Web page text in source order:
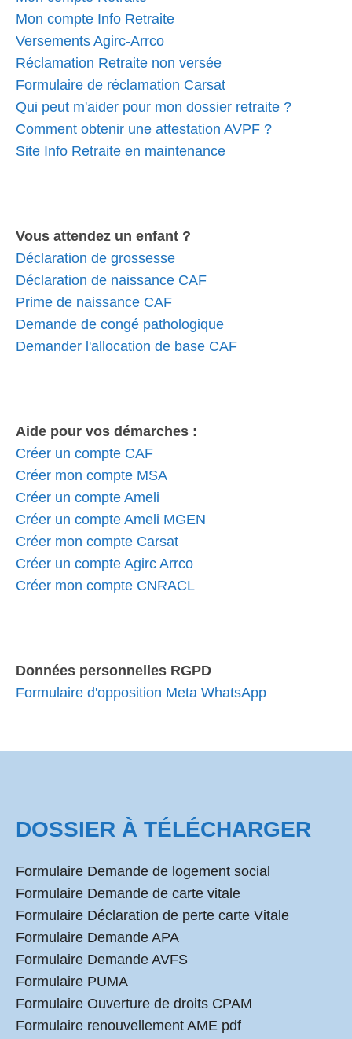
Mon compte Info Retraite
Versements Agirc-Arrco
Réclamation Retraite non versée
Formulaire de réclamation Carsat
Qui peut m'aider pour mon dossier retraite ?
Comment obtenir une attestation AVPF ?
Site Info Retraite en maintenance
Vous attendez un enfant ?
Déclaration de grossesse
Déclaration de naissance CAF
Prime de naissance CAF
Demande de congé pathologique
Demander l'allocation de base CAF
Aide pour vos démarches :
Créer un compte CAF
Créer mon compte MSA
Créer un compte Ameli
Créer un compte Ameli MGEN
Créer mon compte Carsat
Créer un compte Agirc Arrco
Créer mon compte CNRACL
Données personnelles RGPD
Formulaire d'opposition Meta WhatsApp
DOSSIER À TÉLÉCHARGER
Formulaire Demande de logement social
Formulaire Demande de carte vitale
Formulaire Déclaration de perte carte Vitale
Formulaire Demande APA
Formulaire Demande AVFS
Formulaire PUMA
Formulaire Ouverture de droits CPAM
Formulaire renouvellement AME pdf